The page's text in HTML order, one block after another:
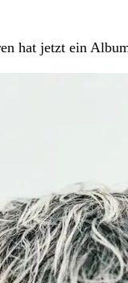
hat jetzt ein